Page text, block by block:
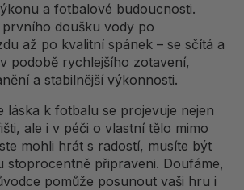
a fotbalové budoucnosti.
doušku vody po
až po kvalitní spánek – se sčítá a
podobě rychlejšího zotavení,
a stabilnější výkonnosti.
láska k fotbalu se projevuje nejen
ale i v péči o vlastní tělo mimo
mohli hrát s radostí, musíte být
stoprocentně připraveni. Doufáme,
pomůže posunout vaši hru i